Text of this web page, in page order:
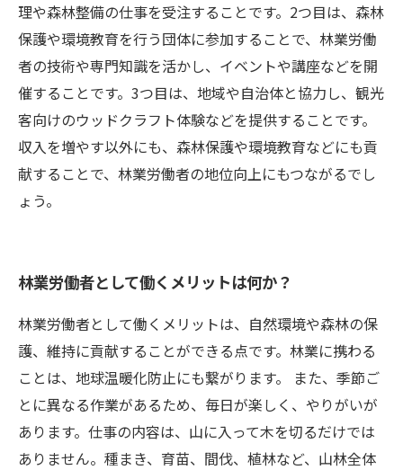
理や森林整備の仕事を受注することです。2つ目は、森林
保護や環境教育を行う団体に参加することで、林業労働
者の技術や専門知識を活かし、イベントや講座などを開
催することです。3つ目は、地域や自治体と協力し、観光
客向けのウッドクラフト体験などを提供することです。
収入を増やす以外にも、森林保護や環境教育などにも貢
献することで、林業労働者の地位向上にもつながるでし
ょう。
林業労働者として働くメリットは何か？
林業労働者として働くメリットは、自然環境や森林の保
護、維持に貢献することができる点です。林業に携わる
ことは、地球温暖化防止にも繋がります。 また、季節ご
とに異なる作業があるため、毎日が楽しく、やりがいが
あります。仕事の内容は、山に入って木を切るだけでは
ありません。種まき、育苗、間伐、植林など、山林全体